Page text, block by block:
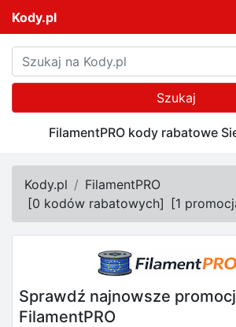
Kody.pl
Szukaj
FilamentPRO kody rabatowe
Kody.pl
FilamentPRO
[0 kodów rabatowych] [1
Sprawdź najnowsze
FilamentPRO